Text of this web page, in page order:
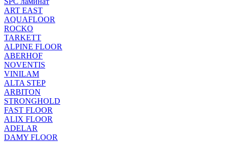
ART EAST
AQUAFLOOR
ROCKO
TARKETT
ALPINE FLOOR
ABERHOF
NOVENTIS
VINILAM
ALTA STEP
ARBITON
STRONGHOLD
FAST FLOOR
ALIX FLOOR
ADELAR
DAMY FLOOR